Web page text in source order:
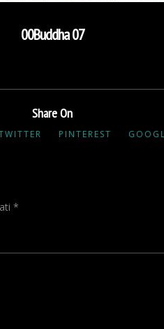
00Buddha 07
Share On
PINTEREST
*